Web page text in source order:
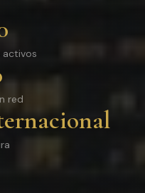
activos
red